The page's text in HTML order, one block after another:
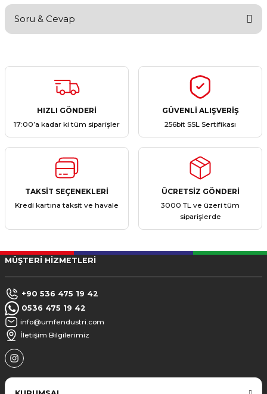
Yorum Yaz
Soru & Cevap
Ürün hakkında henüz soru sorulmamış.
HIZLI GÖNDERİ
17:00’a kadar ki tüm siparişler
GÜVENLİ ALIŞVERİŞ
256bit SSL Sertifikası
TAKSİT SEÇENEKLERİ
Kredi kartına taksit ve havale
ÜCRETSİZ GÖNDERİ
3000 TL ve üzeri tüm
siparişlerde
MÜŞTERİ HİZMETLERİ
+90 536 475 19 42
0536 475 19 42
info@umfendustri.com
İletişim Bilgilerimiz